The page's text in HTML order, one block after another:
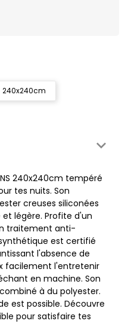
240x240cm
240x240cm tempéré
tes nuits. Son
creuses siliconées
légère. Profite d'un
traitement anti-
est certifié
l'absence de
facilement l'entretenir
en machine. Son
à du polyester.
est possible. Découvre
pour satisfaire tes